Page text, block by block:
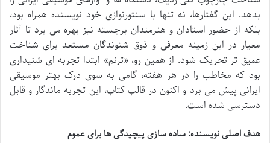
بدهد. این گفتارها، نه تنها با سنتورنوازی خود نویسنده همراه بود،
بلکه از حضور استادان و هنرمندان برجسته نیز بهره می برد تا آثار
معیار در این زمینه معرفی و ذوق شنوندگان مستعد برای شناخت
عمیق تر تحریک شود. از همین رو، «ترنم» ابتدا تجربه ای شنیداری
بود که مخاطب را در هر هفته، گامی به سوی درک بهتر موسیقی
ایرانی پیش می برد و اکنون در قالب کتاب، این تجربه ماندگار و قابل
دسترسی شده است.
هدف اصلی نویسنده: ساده سازی پیچیدگی ها برای عموم